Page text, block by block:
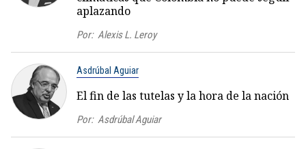
aplazando
Por: Alexis L. Leroy
Asdrúbal Aguiar
El fin de las tutelas y la hora de la nación
Por: Asdrúbal Aguiar